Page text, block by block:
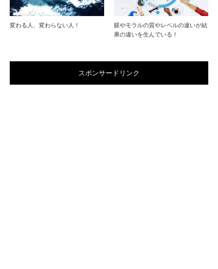
変わる人、変わらない人！
躾やモラルの質やレベルの違いが結
果の違いを生んでいる！
スポンサードリンク